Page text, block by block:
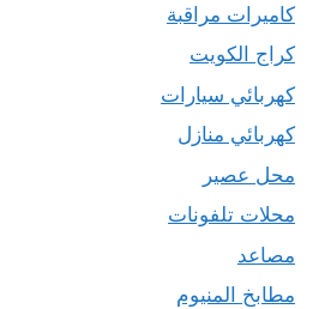
كاميرات مراقبة
كراج الكويت
كهربائي سيارات
كهربائي منازل
محل عصير
محلات تلفونات
مصاعد
مطابخ المنيوم